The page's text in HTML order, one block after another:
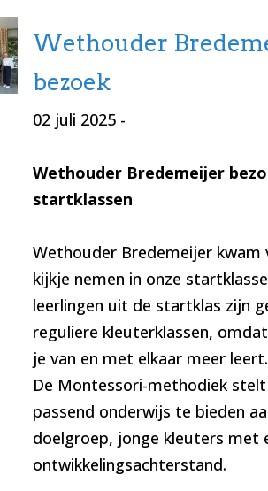
Wethouder
bezoek
02 juli 2025-
Wethouder Bredemeijer
startklassen
Wethouder Bredemeijer kwam
kijkje nemen in onze
leerlingen uit de startklas zijn
reguliere kleuterklassen,
je van en met elkaar meer leert.
De Montessori-methodiek
passend onderwijs te bieden
doelgroep, jonge kleuters met
ontwikkelingsachterstand.